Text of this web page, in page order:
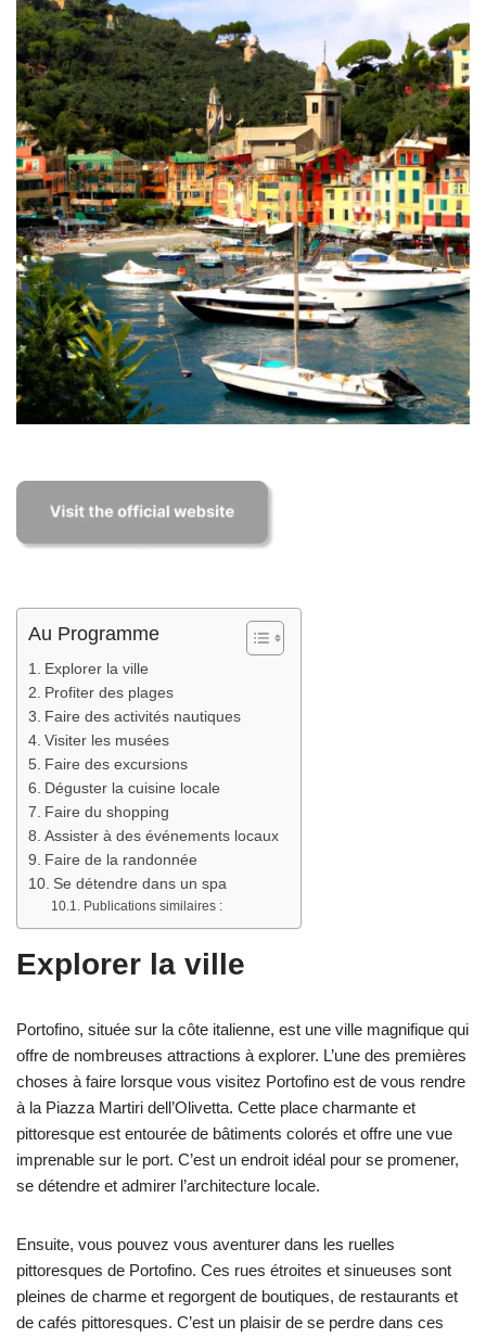
Au Programme
Explorer la ville
Profiter des plages
Faire des activités nautiques
Visiter les musées
Faire des excursions
Déguster la cuisine locale
Faire du shopping
Assister à des événements locaux
Faire de la randonnée
Se détendre dans un spa
Publications similaires :
Explorer la ville
Portofino, située sur la côte italienne, est une ville magnifique qui
offre de nombreuses attractions à explorer. L’une des premières
choses à faire lorsque vous visitez Portofino est de vous rendre
à la Piazza Martiri dell’Olivetta. Cette place charmante et
pittoresque est entourée de bâtiments colorés et offre une vue
imprenable sur le port. C’est un endroit idéal pour se promener,
se détendre et admirer l’architecture locale.
Ensuite, vous pouvez vous aventurer dans les ruelles
pittoresques de Portofino. Ces rues étroites et sinueuses sont
pleines de charme et regorgent de boutiques, de restaurants et
de cafés pittoresques. C’est un plaisir de se perdre dans ces